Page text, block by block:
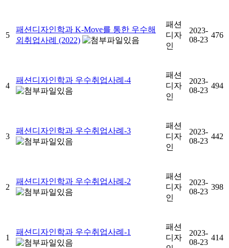
5
패션디자인학과 K-Move를 통한 우수해
외취업사례 (2022)
패션
디자
인
2023-
08-23
476
4
패션디자인학과 우수취업사례-4
패션
디자
인
2023-
08-23
494
3
패션디자인학과 우수취업사례-3
패션
디자
인
2023-
08-23
442
2
패션디자인학과 우수취업사례-2
패션
디자
인
2023-
08-23
398
1
패션디자인학과 우수취업사례-1
패션
디자
2023-
08-23
414